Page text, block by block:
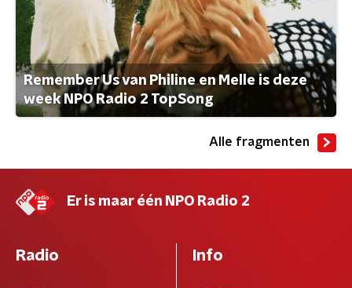
Remember Us van Philine en Melle is deze
week NPO Radio 2 TopSong
Alle fragmenten
Er is maar één NPO Radio 2
Radio Info